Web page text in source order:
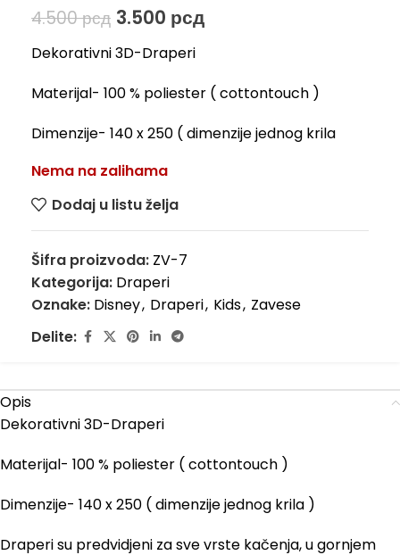
4.500рсд 3.500 рсд
Dekorativni 3D-Draperi
Materijal- 100 % poliester ( cottontouch )
Dimenzije- 140 x 250 ( dimenzije jednog krila
Nema na zalihama
Dodaj u listu želja
Šifra proizvoda: ZV-7
Kategorija: Draperi
Oznake: Disney, Draperi, Kids, Zavese
Delite:
Opis
Dekorativni 3D-Draperi
Materijal- 100 % poliester ( cottontouch )
Dimenzije- 140 x 250 ( dimenzije jednog krila )
Draperi su predvidjeni za sve vrste kačenja, u gornjem